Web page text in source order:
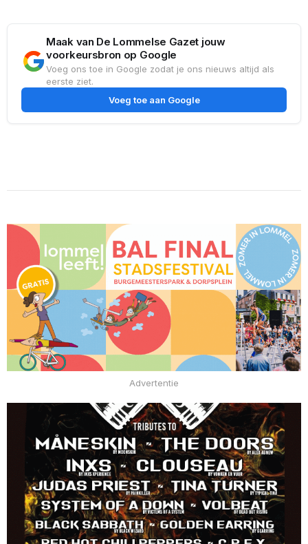
Maak van De Lommelse Gazet jouw
voorkeursbron op Google
Voeg ons toe in Google zodat je ons nieuws altijd als
eerste ziet.
Voeg toe aan Google
Advertentie